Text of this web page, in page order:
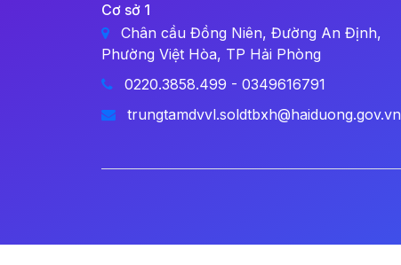
Cơ sở 1
Chân cầu Đồng Niên, Đường An Định,
Phường Việt Hòa, TP Hải Phòng
0220.3858.499 - 0349616791
trungtamdvvl.soldtbxh@haiduong.gov.vn